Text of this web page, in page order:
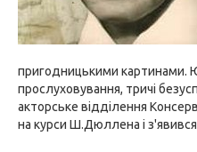
пригодницькими картинами.
прослуховування, тричі
акторське відділення
на курси Ш.Дюллена і з'явився